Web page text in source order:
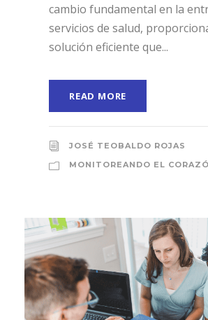
cambio fundamental en la
servicios de salud,
solución eficiente que...
READ MORE
JOSÉ TEOBALDO ROJAS
MONITOREANDO EL